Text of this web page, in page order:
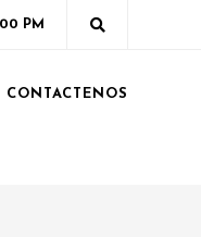
PM
CONTACTENOS